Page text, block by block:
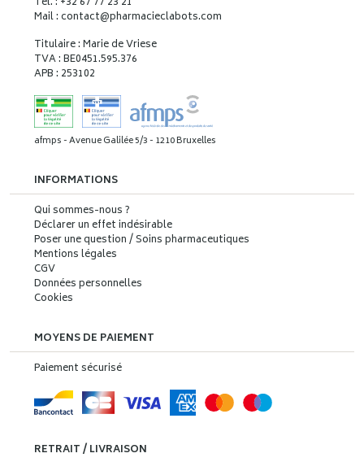
Mail : contact@pharmacieclabots.com
Titulaire : Marie de Vriese
TVA : BE0451.595.376
APB : 253102
afmps - Avenue Galilée 5/3 - 1210 Bruxelles
INFORMATIONS
Qui sommes-nous ?
Déclarer un effet indésirable
Poser une question / Soins pharmaceutiques
Mentions légales
CGV
Données personnelles
Cookies
MOYENS DE PAIEMENT
Paiement sécurisé
RETRAIT / LIVRAISON